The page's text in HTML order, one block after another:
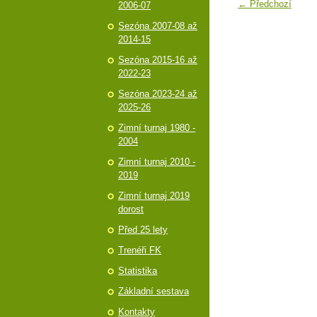
← Předchozí
2006-07
Sezóna 2007-08 až
2014-15
Sezóna 2015-16 až
2022-23
Sezóna 2023-24 až
2025-26
Zimní turnaj 1980 -
2004
Zimní turnaj 2010 -
2019
Zimní turnaj 2019
dorost
Před 25 lety
Trenéři FK
Statistika
Základní sestava
Kontakty